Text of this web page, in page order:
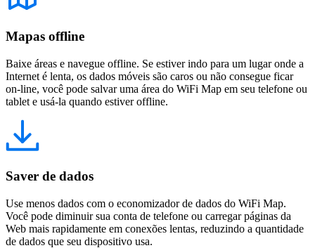
Mapas offline
Baixe áreas e navegue offline. Se estiver indo para um lugar onde a
Internet é lenta, os dados móveis são caros ou não consegue ficar
on-line, você pode salvar uma área do WiFi Map em seu telefone ou
tablet e usá-la quando estiver offline.
Saver de dados
Use menos dados com o economizador de dados do WiFi Map.
Você pode diminuir sua conta de telefone ou carregar páginas da
Web mais rapidamente em conexões lentas, reduzindo a quantidade
de dados que seu dispositivo usa.